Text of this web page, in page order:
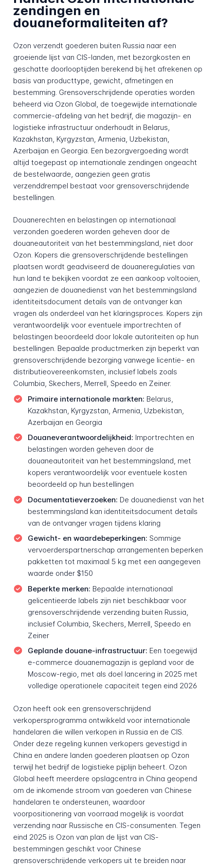
zendingen en
douaneformaliteiten af?
Ozon verzendt goederen buiten Russia naar een
groeiende lijst van CIS-landen, met bezorgkosten en
geschatte doorlooptijden berekend bij het afrekenen op
basis van producttype, gewicht, afmetingen en
bestemming. Grensoverschrijdende operaties worden
beheerd via Ozon Global, de toegewijde internationale
commercie-afdeling van het bedrijf, die magazijn- en
logistieke infrastructuur onderhoudt in Belarus,
Kazakhstan, Kyrgyzstan, Armenia, Uzbekistan,
Azerbaijan en Georgia. Een bezorgvergoeding wordt
altijd toegepast op internationale zendingen ongeacht
de bestelwaarde, aangezien geen gratis
verzenddrempel bestaat voor grensoverschrijdende
bestellingen.
Douanerechten en belastingen op internationaal
verzonden goederen worden geheven door de
douaneautoriteit van het bestemmingsland, niet door
Ozon. Kopers die grensoverschrijdende bestellingen
plaatsen wordt geadviseerd de douaneregulaties van
hun land te bekijken voordat ze een aankoop voltooien,
aangezien de douanedienst van het bestemmingsland
identiteitsdocument details van de ontvanger kan
vragen als onderdeel van het klaringsproces. Kopers zijn
verantwoordelijk voor eventuele importrechten of
belastingen beoordeeld door lokale autoriteiten op hun
bestellingen. Bepaalde productmerken zijn beperkt van
grensoverschrijdende bezorging vanwege licentie- en
distributieovereenkomsten, inclusief labels zoals
Columbia, Skechers, Merrell, Speedo en Zeiner.
Primaire internationale markten: Belarus,
Kazakhstan, Kyrgyzstan, Armenia, Uzbekistan,
Azerbaijan en Georgia
Douaneverantwoordelijkheid: Importrechten en
belastingen worden geheven door de
douaneautoriteit van het bestemmingsland, met
kopers verantwoordelijk voor eventuele kosten
beoordeeld op hun bestellingen
Documentatieverzoeken: De douanedienst van het
bestemmingsland kan identiteitsdocument details
van de ontvanger vragen tijdens klaring
Gewicht- en waardebeperkingen: Sommige
vervoerderspartnerschap arrangementen beperken
pakketten tot maximaal 5 kg met een aangegeven
waarde onder $150
Beperkte merken: Bepaalde internationaal
gelicentieerde labels zijn niet beschikbaar voor
grensoverschrijdende verzending buiten Russia,
inclusief Columbia, Skechers, Merrell, Speedo en
Zeiner
Geplande douane-infrastructuur: Een toegewijd
e-commerce douanemagazijn is gepland voor de
Moscow-regio, met als doel lancering in 2025 met
volledige operationele capaciteit tegen eind 2026
Ozon heeft ook een grensoverschrijdend
verkopersprogramma ontwikkeld voor internationale
handelaren die willen verkopen in Russia en de CIS.
Onder deze regeling kunnen verkopers gevestigd in
China en andere landen goederen plaatsen op Ozon
terwijl het bedrijf de logistieke pijplijn beheert. Ozon
Global heeft meerdere opslagcentra in China geopend
om de inkomende stroom van goederen van Chinese
handelaren te ondersteunen, waardoor
voorpositionering van voorraad mogelijk is voordat
verzending naar Russische en CIS-consumenten. Tegen
eind 2025 is Ozon van plan de lijst van CIS-
bestemmingen geschikt voor Chinese
grensoverschrijdende verkopers uit te breiden naar